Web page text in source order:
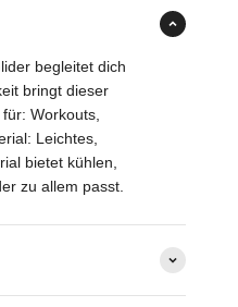
begleitet dich
bringt dieser
Workouts,
Leichtes,
bietet kühlen,
zu allem passt.